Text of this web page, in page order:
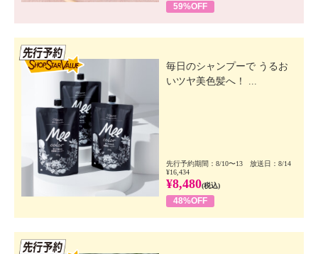
59%OFF
毎日のシャンプーで うるお
いツヤ美色髪へ！ ...
先行予約期間：8/10〜13 放送日：8/14
¥16,434
¥8,480(税込)
48%OFF